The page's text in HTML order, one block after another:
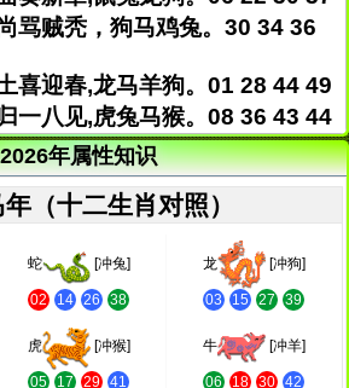
骂贼秃，狗马鸡兔。30 34 36
喜迎春,龙马羊狗。01 28 44 49
一八见,虎兔马猴。08 36 43 44
2026年属性知识
（十二生肖对照）
蛇 [冲兔]
02 14 26 38
龙 [冲狗]
03 15 27 39
虎 [冲猴]
05 17 29 41
牛 [冲羊]
06 18 30 42